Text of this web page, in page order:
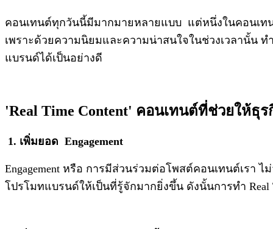
คอนเทนต์ทุกวันนี้มีมากมายหลายแบบ แต่หนึ่งในคอนเท
เพราะด้วยความนิยมและความน่าสนใจในช่วงเวลานั้น
แบรนด์ได้เป็นอย่างดี
'Real Time Content' คอนเทนต์ที่ช่วยให้ธุ
1. เพิ่มยอด Engagement
Engagement หรือ การมีส่วนร่วมต่อโพสต์คอนเทนต์เรา
โปรโมทแบรนด์ให้เป็นที่รู้จักมากยิ่งขึ้น ดังนั้นการทำ Real